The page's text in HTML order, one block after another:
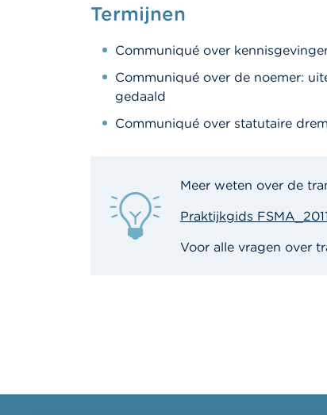
Termijnen
Communiqué over
Communiqué over de noemer:
gedaald
Communiqué over statutaire
Meer weten over de
Praktijkgids
Voor alle vragen over